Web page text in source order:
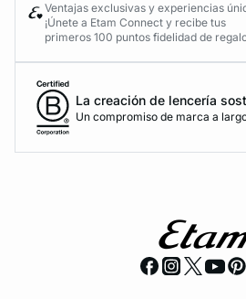
Ventajas exclusivas y experiencias
¡Únete a Etam Connect y recibe tus
primeros 100 puntos fidelidad de
La creación de lencería
Un compromiso de marca a